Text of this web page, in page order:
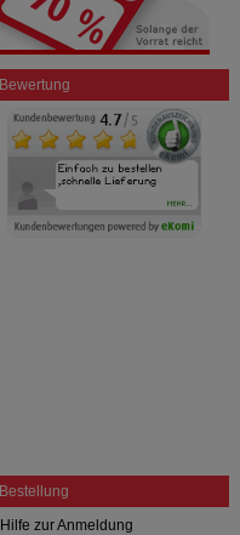
Bewertung
Bestellung
Hilfe zur Anmeldung